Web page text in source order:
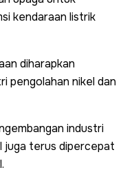
kendaraan listrik
diharapkan
pengolahan nikel dan
industri
juga terus dipercepat